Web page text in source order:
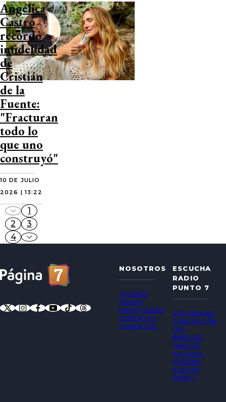
Angélica
Castro
recordó
infidelidad
de
Cristián
de la
Fuente:
"Fracturan
todo lo
que uno
construyó"
10 DE JULIO
2026 | 13:22
1
2
3
4
NOSOTROS
QUIÉNES
SOMOS
DIRECCIONES
CONTACTO
COMERCIAL
ESCUCHA
RADIO
PUNTO 7
VALPARAÍSO
CONCEPCIÓN
LOS
ÁNGELES
TEMUCO
VALDIVIA
OSORNO
PUERTO
MONTT